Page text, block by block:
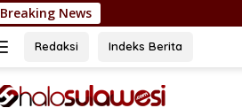
Breaking News Dukung
Redaksi Indeks Berita